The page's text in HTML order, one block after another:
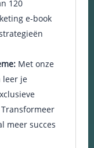
120
e-book
Met onze
leer je
meer succes